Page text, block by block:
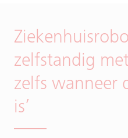
zelfstandig
zelfs wanneer
is’